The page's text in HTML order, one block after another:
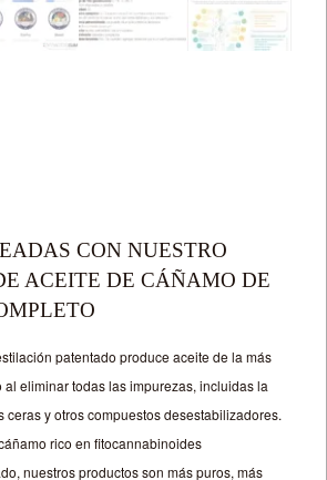
CON NUESTRO
ACEITE DE CÁÑAMO DE
patentado produce aceite de la más
al eliminar todas las impurezas, incluidas la
ceras y otros compuestos desestabilizadores.
rico en fitocannabinoides
nuestros productos son más puros, más